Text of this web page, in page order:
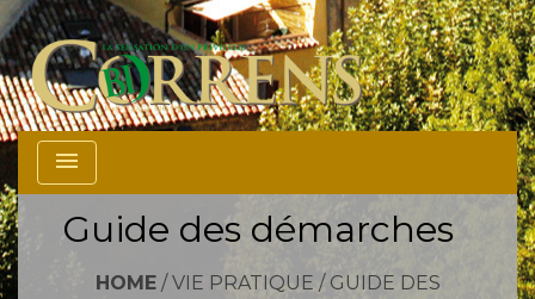
menu
Guide des démarches
HOME/ VIE PRATIQUE / GUIDE DES